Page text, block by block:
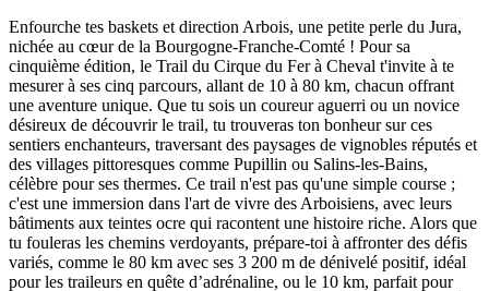
Enfourche tes baskets et direction Arbois, une petite perle du Jura,
nichée au cœur de la Bourgogne-Franche-Comté ! Pour sa
cinquième édition, le Trail du Cirque du Fer à Cheval t'invite à te
mesurer à ses cinq parcours, allant de 10 à 80 km, chacun offrant
une aventure unique. Que tu sois un coureur aguerri ou un novice
désireux de découvrir le trail, tu trouveras ton bonheur sur ces
sentiers enchanteurs, traversant des paysages de vignobles réputés et
des villages pittoresques comme Pupillin ou Salins-les-Bains,
célèbre pour ses thermes. Ce trail n'est pas qu'une simple course ;
c'est une immersion dans l'art de vivre des Arboisiens, avec leurs
bâtiments aux teintes ocre qui racontent une histoire riche. Alors que
tu fouleras les chemins verdoyants, prépare-toi à affronter des défis
variés, comme le 80 km avec ses 3 200 m de dénivelé positif, idéal
pour les traileurs en quête d’adrénaline, ou le 10 km, parfait pour